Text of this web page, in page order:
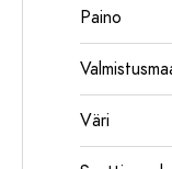
Paino
Väri